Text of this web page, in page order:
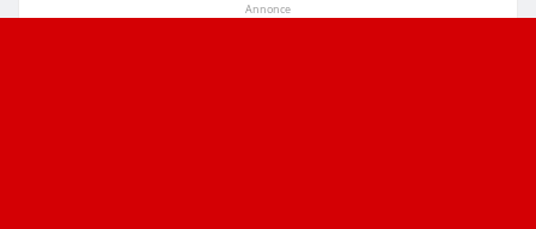
Annonce